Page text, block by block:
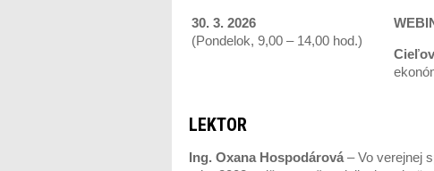
30. 3. 2026
(Pondelok, 9,00 – 14,00 hod.)
LEKTOR
Ing. Oxana Hospodárová – Vo verejnej